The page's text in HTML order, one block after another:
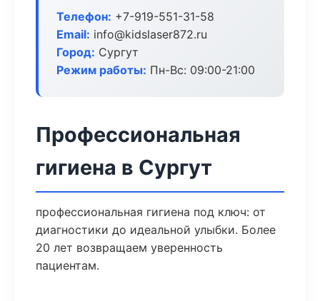
Телефон: +7-919-551-31-58
Email: info@kidslaser872.ru
Город: Сургут
Режим работы: Пн-Вс: 09:00-21:00
Профессиональная
гигиена в Сургут
профессиональная гигиена под ключ: от
диагностики до идеальной улыбки. Более
20 лет возвращаем уверенность
пациентам.